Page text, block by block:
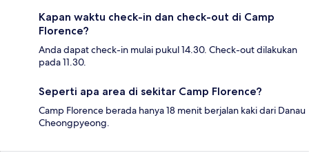
Kapan waktu check-in dan check-out di Camp
Florence?
Anda dapat check-in mulai pukul 14.30. Check-out dilakukan
pada 11.30.
Seperti apa area di sekitar Camp Florence?
Camp Florence berada hanya 18 menit berjalan kaki dari Danau
Cheongpyeong.